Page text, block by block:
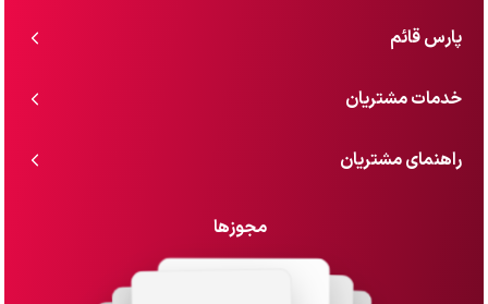
پارس قائم
خدمات مشتریان
راهنمای مشتریان
مجوزها